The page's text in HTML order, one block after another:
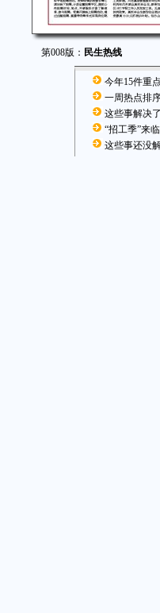
第008版： 民生热线
今年15件重
一周热点排
这些事解决了
“招工季”来
这些事还没